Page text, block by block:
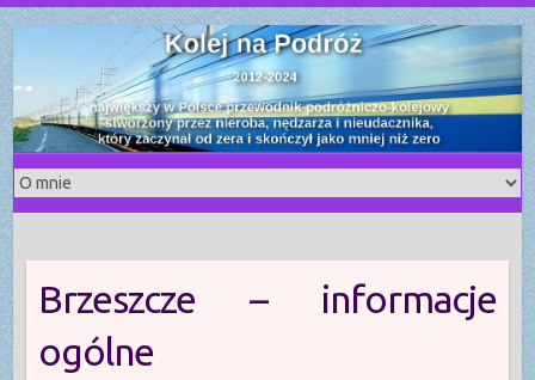
S
k
i
p
t
o
c
o
n
t
e
n
t
Brzeszcze – informacje
ogólne